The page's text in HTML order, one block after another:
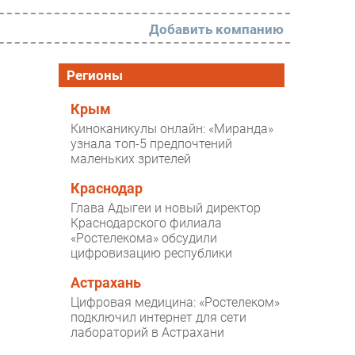
РАЗДЕЛЫ
Новости
Аналитика
Интервью
Мероприятия
Проекты
IT класс
Каталог компаний
Добавить компанию
Регионы
Крым
Киноканикулы онлайн: «Миранда»
узнала топ-5 предпочтений
маленьких зрителей
Краснодар
Глава Адыгеи и новый директор
Краснодарского филиала
«Ростелекома» обсудили
цифровизацию республики
Астрахань
Цифровая медицина: «Ростелеком»
подключил интернет для сети
лабораторий в Астрахани